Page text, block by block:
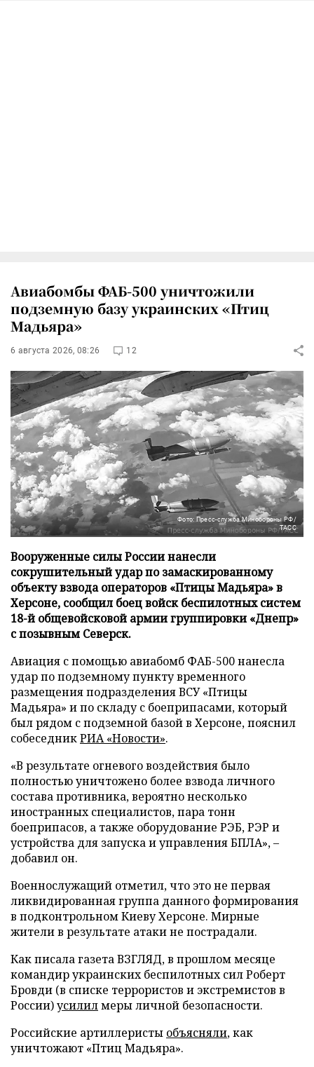
Авиабомбы ФАБ-500 уничтожили
подземную базу украинских «Птиц
Мадьяра»
6 августа 2026, 08:26 12
Фото: Пресс-служба Минобороны РФ/
ТАСС
Вооруженные силы России нанесли
сокрушительный удар по замаскированному
объекту взвода операторов «Птицы Мадьяра» в
Херсоне, сообщил боец войск беспилотных систем
18-й общевойсковой армии группировки «Днепр»
с позывным Северск.
Авиация с помощью авиабомб ФАБ-500 нанесла
удар по подземному пункту временного
размещения подразделения ВСУ «Птицы
Мадьяра» и по складу с боеприпасами, который
был рядом с подземной базой в Херсоне, пояснил
собеседникРИА «Новости».
«В результате огневого воздействия было
полностью уничтожено более взвода личного
состава противника, вероятно несколько
иностранных специалистов, пара тонн
боеприпасов, а также оборудование РЭБ, РЭР и
устройства для запуска и управления БПЛА», –
добавил он.
Военнослужащий отметил, что это не первая
ликвидированная группа данного формирования
в подконтрольном Киеву Херсоне. Мирные
жители в результате атаки не пострадали.
Как писала газета ВЗГЛЯД, в прошлом месяце
командир украинских беспилотных сил Роберт
Бровди (в списке террористов и экстремистов в
России)усилилмеры личной безопасности.
Российские артиллеристы объясняли, как
уничтожают «Птиц Мадьяра».